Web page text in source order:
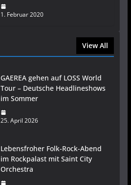
1. Februar 2020
View All
GAEREA gehen auf LOSS World
Tour – Deutsche Headlineshows
im Sommer
25. April 2026
Lebensfroher Folk-Rock-Abend
im Rockpalast mit Saint City
Orchestra